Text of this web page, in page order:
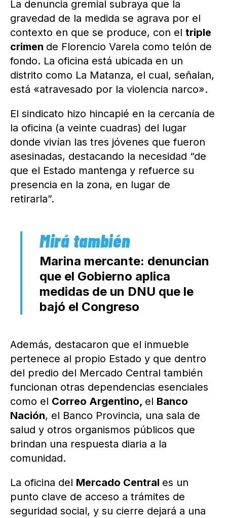
La denuncia gremial subraya que la
gravedad de la medida se agrava por el
contexto en que se produce, con el triple
crimen de Florencio Varela como telón de
fondo. La oficina está ubicada en un
distrito como La Matanza, el cual, señalan,
está «atravesado por la violencia narco».
El sindicato hizo hincapié en la cercanía de
la oficina (a veinte cuadras) del lugar
donde vivían las tres jóvenes que fueron
asesinadas, destacando la necesidad “de
que el Estado mantenga y refuerce su
presencia en la zona, en lugar de
retirarla”.
Marina mercante: denuncian
que el Gobierno aplica
medidas de un DNU que le
bajó el Congreso
Además, destacaron que el inmueble
pertenece al propio Estado y que dentro
del predio del Mercado Central también
funcionan otras dependencias esenciales
como el Correo Argentino, el Banco
Nación, el Banco Provincia, una sala de
salud y otros organismos públicos que
brindan una respuesta diaria a la
comunidad.
La oficina del Mercado Central es un
punto clave de acceso a trámites de
seguridad social, y su cierre dejará a una